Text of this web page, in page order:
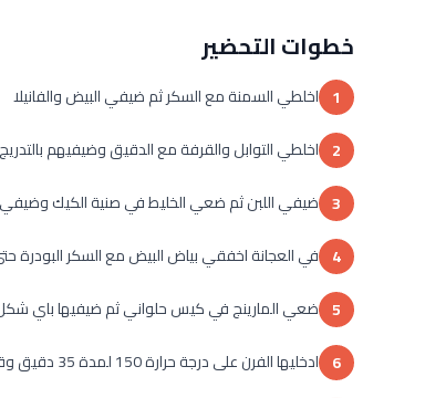
خطوات التحضير
1 اخلطي السمنة مع السكر ثم ضيفي البيض والفانيلا
2 اخلطي التوابل والقرفة مع الدقيق وضيفيهم بالتدريج
3 ضيفي اللبن ثم ضعي الخليط في صنية الكيك وضيفي
4 في العجانة اخفقي بياض البيض مع السكر البودرة
5 ضعي المارينج في كيس حلواني ثم ضيفيها باي
6 ادخليها الفرن على درجة حرارة 150 لمدة 35 دقيق وقبل تمام النضج رشي الوجه رشة من جوز الهند واتركيها لتنضج